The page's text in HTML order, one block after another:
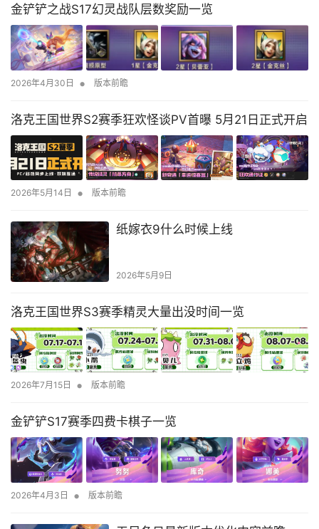
金铲铲之战S17幻灵战队层数奖励一览
2026年4月30日 • 版本前瞻
洛克王国世界S2赛季狂欢怪谈PV首曝 5月21日正式开启
2026年5月14日 • 版本前瞻
纸嫁衣9什么时候上线
2026年5月9日
洛克王国世界S3赛季精灵大量出没时间一览
2026年7月15日 • 版本前瞻
金铲铲S17赛季四费卡棋子一览
2026年4月3日 • 版本前瞻